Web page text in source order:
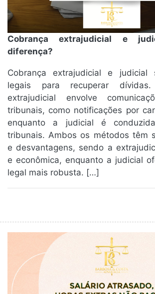
Cobrança extrajudicial e
diferença?
Cobrança extrajudicial e judicial
legais para recuperar
extrajudicial envolve
tribunais, como notificações por
enquanto a judicial é
tribunais. Ambos os métodos têm
e desvantagens, sendo a
e econômica, enquanto a judicial
legal mais robusta. […]